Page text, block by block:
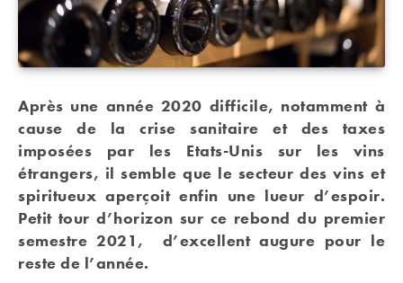
Après une année 2020 difficile, notamment à
cause de la crise sanitaire et des taxes
imposées par les Etats-Unis sur les vins
étrangers, il semble que le secteur des vins et
spiritueux aperçoit enfin une lueur d’espoir.
Petit tour d’horizon sur ce rebond du premier
semestre 2021, d’excellent augure pour le
reste de l’année.